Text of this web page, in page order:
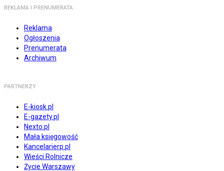
REKLAMA I PRENUMERATA
Reklama
Ogłoszenia
Prenumerata
Archiwum
PARTNERZY
E-kiosk.pl
E-gazety.pl
Nexto.pl
Mała księgowość
Kancelarierp.pl
Wieści Rolnicze
Życie Warszawy